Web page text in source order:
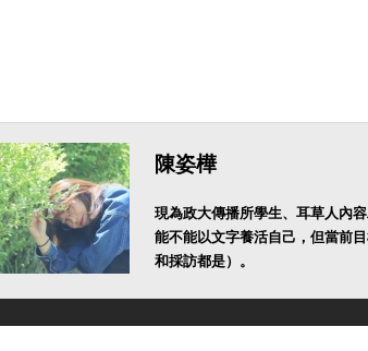
陳姿樺
現為政大傳播所學生、耳草人內
能不能以文字養活自己，但當前
和採訪都是）。